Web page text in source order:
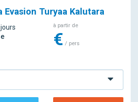
Evasion Turyaa Kalutara
à partir de
€ / pers